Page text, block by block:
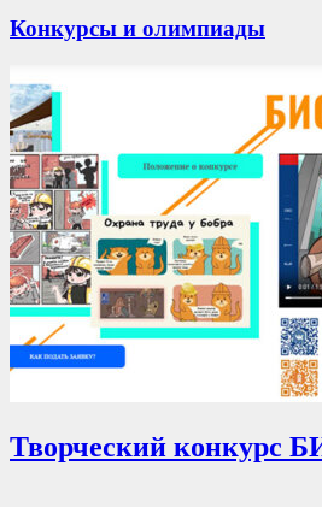
Конкурсы и олимпиады
Творческий конкурс